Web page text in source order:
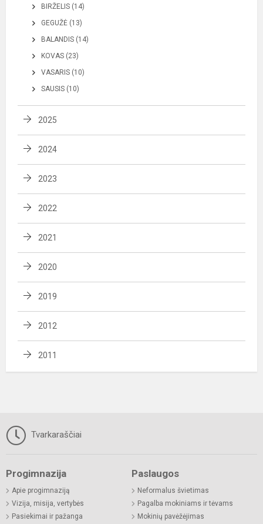
BIRŽELIS (14)
GEGUŽĖ (13)
BALANDIS (14)
KOVAS (23)
VASARIS (10)
SAUSIS (10)
2025
2024
2023
2022
2021
2020
2019
2012
2011
Tvarkaraščiai
Progimnazija
Apie progimnaziją
Vizija, misija, vertybės
Pasiekimai ir pažanga
Paslaugos
Neformalus švietimas
Pagalba mokiniams ir tėvams
Mokinių pavėžėjimas